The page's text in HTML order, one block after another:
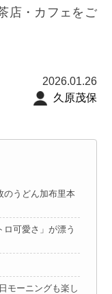
店・カフェをご
2026.01.26
久原茂保
のうどん加布里本
ロ可愛さ」が漂う
モーニングも楽し